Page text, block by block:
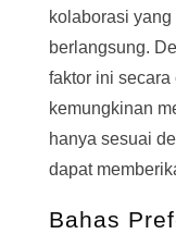
kolaborasi
berlangsung.
faktor ini secara
kemungkinan
hanya sesuai
dapat
Bahas